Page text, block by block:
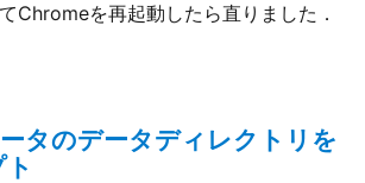
Chromeを再起動したら直りました．
タのデータディレクトリを